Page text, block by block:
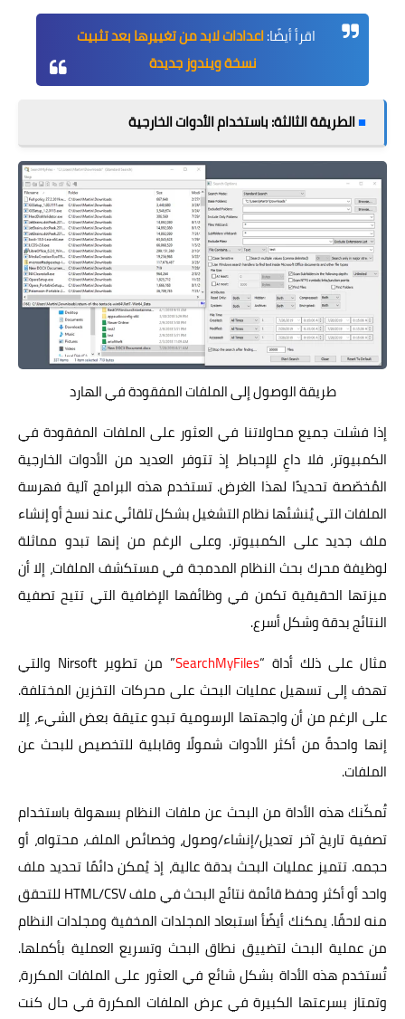
اقرأ أيضًا:اعدادات لابد من تغييرها بعد تثبيت
نسخة ويندوز جديدة
■الطريقة الثالثة: باستخدام الأدوات الخارجية
طريقة الوصول إلى الملفات المفقودة في الهارد
إذا فشلت جميع محاولاتنا في العثور على الملفات المفقودة في
الكمبيوتر، فلا داعِ للإحباط، إذ تتوفر العديد من الأدوات الخارجية
المُخصّصة تحديدًا لهذا الغرض. تستخدم هذه البرامج آلية فهرسة
الملفات التي يُنشئها نظام التشغيل بشكل تلقائي عند نسخ أو إنشاء
ملف جديد على الكمبيوتر. وعلى الرغم من إنها تبدو مماثلة
لوظيفة محرك بحث النظام المدمجة في مستكشف الملفات، إلا أن
ميزتها الحقيقية تكمن في وظائفها الإضافية التي تتيح تصفية
النتائج بدقة وشكل أسرع.
مثال على ذلك أداة “SearchMyFiles
” من تطوير Nirsoft والتي
تهدف إلى تسهيل عمليات البحث على محركات التخزين المختلفة.
على الرغم من أن واجهتها الرسومية تبدو عتيقة بعض الشيء، إلا
إنها واحدةً من أكثر الأدوات شمولًا وقابلية للتخصيص للبحث عن
الملفات.
تُمكّنك هذه الأداة من البحث عن ملفات النظام بسهولة باستخدام
تصفية تاريخ آخر تعديل/إنشاء/وصول، وخصائص الملف، محتواه، أو
حجمه. تتميز عمليات البحث بدقة عالية، إذ يُمكن دائمًا تحديد ملف
واحد أو أكثر وحفظ قائمة نتائج البحث في ملف HTML/CSV للتحقق
منه لاحقًا. يمكنك أيضًأ استبعاد المجلدات المخفية ومجلدات النظام
من عملية البحث لتضييق نطاق البحث وتسريع العملية بأكملها.
تُستخدم هذه الأداة بشكل شائع في العثور على الملفات المكررة،
وتمتاز بسرعتها الكبيرة في عرض الملفات المكررة في حال كنت